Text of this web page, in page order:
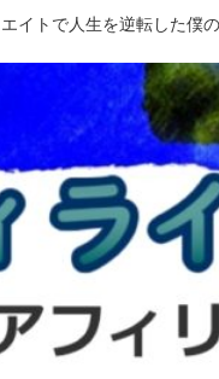
トで人生を逆転した僕